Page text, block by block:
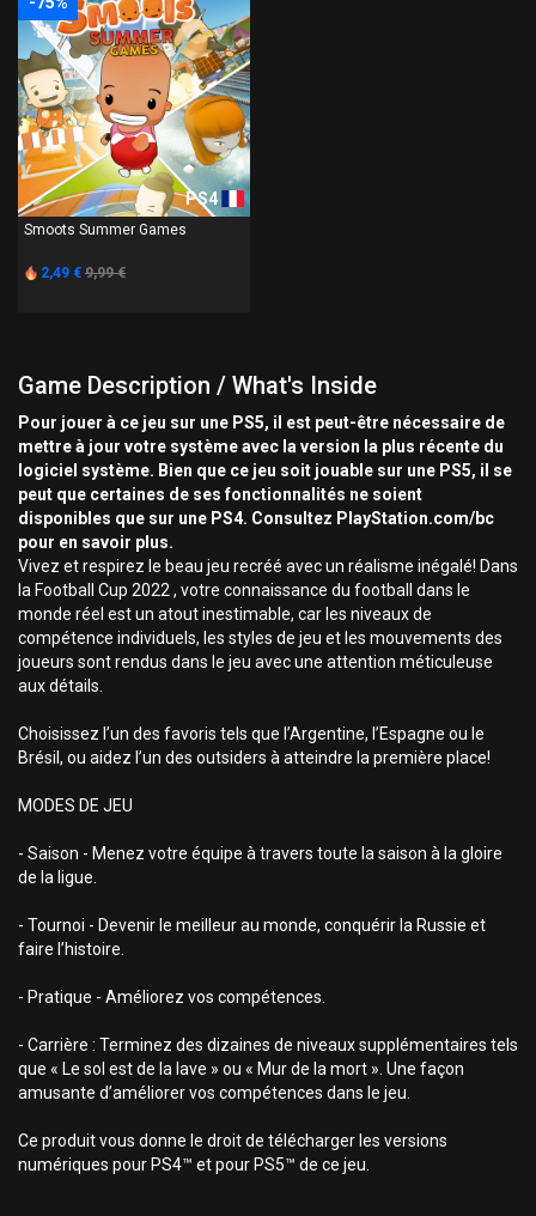
PS4
Smoots Summer Games
2,49 € 9,99 €
Game Description / What's Inside
Pour jouer à ce jeu sur une PS5, il est peut-être nécessaire de
mettre à jour votre système avec la version la plus récente du
logiciel système. Bien que ce jeu soit jouable sur une PS5, il se
peut que certaines de ses fonctionnalités ne soient
disponibles que sur une PS4. Consultez PlayStation.com/bc
pour en savoir plus.
Vivez et respirez le beau jeu recréé avec un réalisme inégalé! Dans
la Football Cup 2022 , votre connaissance du football dans le
monde réel est un atout inestimable, car les niveaux de
compétence individuels, les styles de jeu et les mouvements des
joueurs sont rendus dans le jeu avec une attention méticuleuse
aux détails.
Choisissez l’un des favoris tels que l’Argentine, l’Espagne ou le
Brésil, ou aidez l’un des outsiders à atteindre la première place!
MODES DE JEU
- Saison - Menez votre équipe à travers toute la saison à la gloire
de la ligue.
- Tournoi - Devenir le meilleur au monde, conquérir la Russie et
faire l’histoire.
- Pratique - Améliorez vos compétences.
- Carrière : Terminez des dizaines de niveaux supplémentaires tels
que « Le sol est de la lave » ou « Mur de la mort ». Une façon
amusante d’améliorer vos compétences dans le jeu.
Ce produit vous donne le droit de télécharger les versions
numériques pour PS4™ et pour PS5™ de ce jeu.